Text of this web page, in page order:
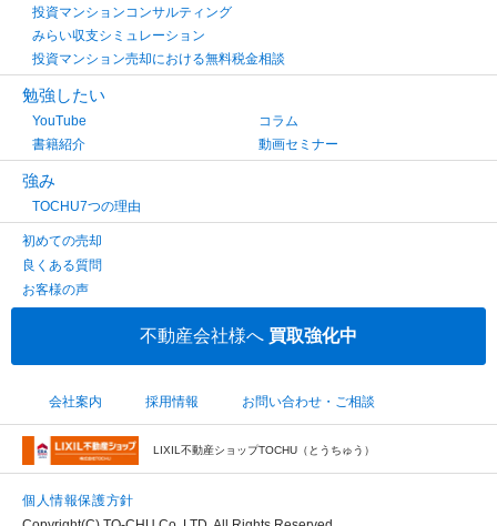
投資マンションコンサルティング
みらい収支シミュレーション
投資マンション売却における無料税金相談
勉強したい
YouTube
コラム
書籍紹介
動画セミナー
強み
TOCHU7つの理由
初めての売却
良くある質問
お客様の声
不動産会社様へ 買取強化中
会社案内 採用情報 お問い合わせ・ご相談
LIXIL不動産ショップTOCHU（とうちゅう）
個人情報保護方針